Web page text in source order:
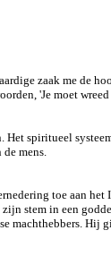
zaak me de
'Je moet
. Het spiritueel
mens.
toe aan
stem in een
Hij